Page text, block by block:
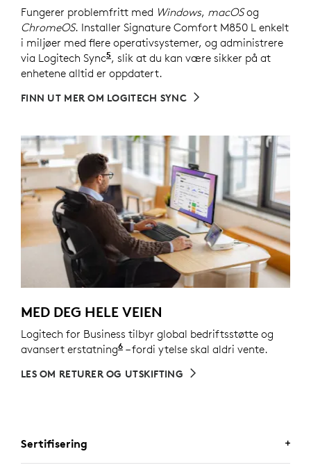
Fungerer problemfritt med Windows, macOSog
ChromeOS. Installer Signature Comfort M850 L enkelt
i miljøer med flere operativsystemer, og administrere
via Logitech Sync5Krever at Logi Tune er lastet ned på
, slik at du kan være sikker på at
enhetene alltid er oppdatert.
FINN UT MER OM LOGITECH SYNC
MED DEG HELE VEIEN
Logitech for Business tilbyr global bedriftsstøtte og
avansert erstatning6 Tjenesten er tilgjengelig ved kjøp
– fordi ytelse skal aldri vente.
LES OM RETURER OG UTSKIFTING
Sertifisering